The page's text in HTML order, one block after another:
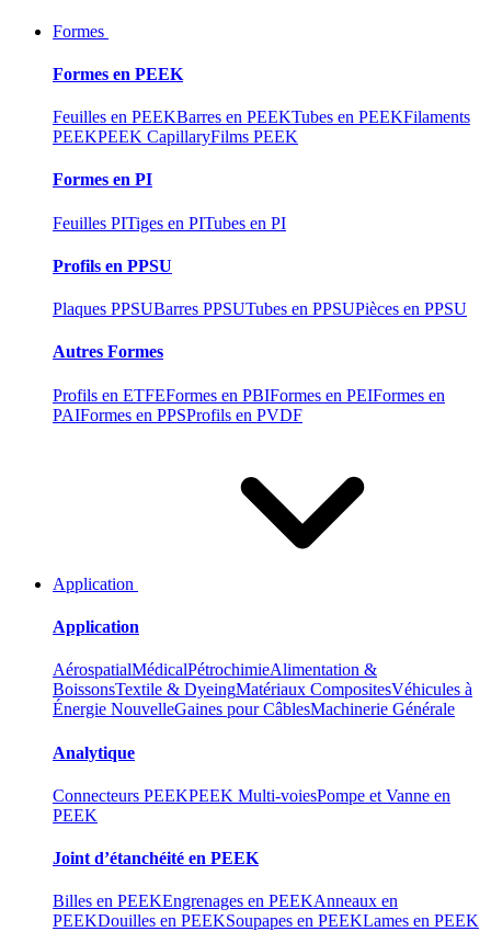
Formes
Formes en PEEK
Feuilles en PEEKBarres en PEEKTubes en PEEKFilaments
PEEKPEEK CapillaryFilms PEEK
Formes en PI
Feuilles PITiges en PITubes en PI
Profils en PPSU
Plaques PPSUBarres PPSUTubes en PPSUPièces en PPSU
Autres Formes
Profils en ETFEFormes en PBIFormes en PEIFormes en
PAIFormes en PPSProfils en PVDF
Application
Application
AérospatialMédicalPétrochimieAlimentation &
BoissonsTextile & DyeingMatériaux CompositesVéhicules à
Énergie NouvelleGaines pour CâblesMachinerie Générale
Analytique
Connecteurs PEEKPEEK Multi-voiesPompe et Vanne en
PEEK
Joint d’étanchéité en PEEK
Billes en PEEKEngrenages en PEEKAnneaux en
PEEKDouilles en PEEKSoupapes en PEEKLames en PEEK